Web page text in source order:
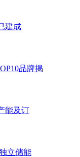
建成
品牌揭
能及订
立储能